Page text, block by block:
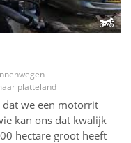
platteland
dat we een motorrit
kan ons dat kwalijk
hectare groot heeft